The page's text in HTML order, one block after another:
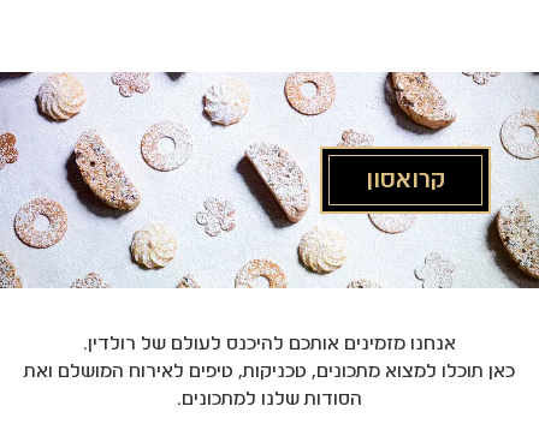
קרואסון
אנחנו מזמינים אותכם להיכנס לעולם של רולדין.
כאן תוכלו למצוא מתכונים, טכניקות, טיפים לאירוח המושלם ואת
הסודות שלנו למתכונים.